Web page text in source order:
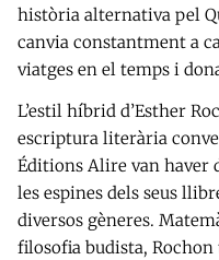
història alternativa pel
canvia constantment a
viatges en el temps i
L’estil híbrid d’Esther
escriptura literària
Éditions Alire van haver
les espines dels seus
diversos gèneres.
filosofia budista, Rochon